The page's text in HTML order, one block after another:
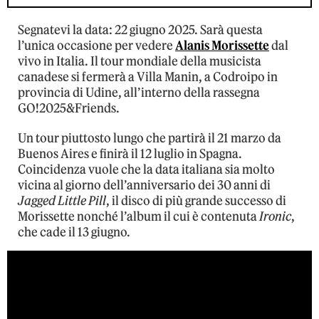
Segnatevi la data: 22 giugno 2025. Sarà questa
l’unica occasione per vedereAlanis Morissettedal
vivo in Italia. Il tour mondiale della musicista
canadese si fermerà a Villa Manin, a Codroipo in
provincia di Udine, all’interno della rassegna
GO!2025&Friends.
Un tour piuttosto lungo che partirà il 21 marzo da
Buenos Aires e finirà il 12 luglio in Spagna.
Coincidenza vuole che la data italiana sia molto
vicina al giorno dell’anniversario dei 30 anni di
Jagged Little Pill, il disco di più grande successo di
Morissette nonché l’album il cui è contenutaIronic,
che cade il 13 giugno.